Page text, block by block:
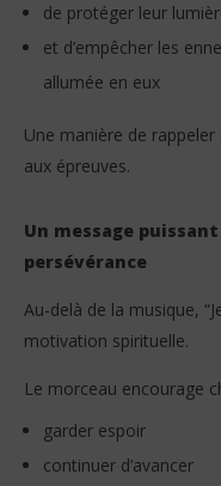
de protéger leur
et d’empêcher les
allumée en eux
Une manière de
aux épreuves.
Un message
persévérance
Au-delà de la musique,
motivation spirituelle.
Le morceau encourage
garder espoir
continuer d’avancer